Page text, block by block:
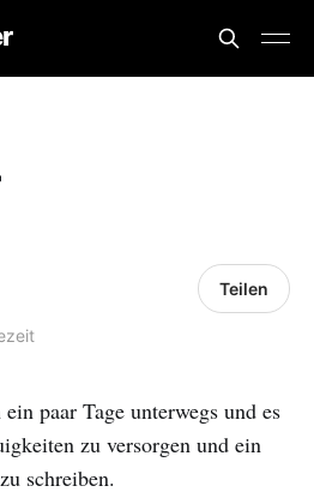
Teilen
paar Tage unterwegs und es
zu versorgen und ein
schreiben.